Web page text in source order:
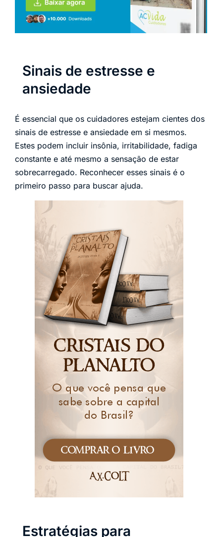
Sinais de estresse e
ansiedade
É essencial que os cuidadores estejam cientes dos
sinais de estresse e ansiedade em si mesmos.
Estes podem incluir insônia, irritabilidade, fadiga
constante e até mesmo a sensação de estar
sobrecarregado. Reconhecer esses sinais é o
primeiro passo para buscar ajuda.
Estratégias para